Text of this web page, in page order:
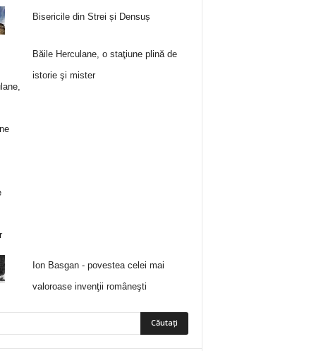
Bisericile din Strei și Densuș
Băile Herculane, o staţiune plină de
istorie şi mister
Ion Basgan - povestea celei mai
valoroase invenţii româneşti